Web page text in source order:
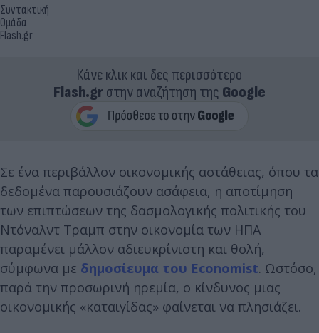
Συντακτική
Ομάδα
Flash.gr
Κάνε κλικ και δες περισσότερο
Flash.grστην αναζήτηση της Google
Σε ένα περιβάλλον οικονομικής αστάθειας, όπου τα
δεδομένα παρουσιάζουν ασάφεια, η αποτίμηση
των επιπτώσεων της δασμολογικής πολιτικής του
Ντόναλντ Τραμπ στην οικονομία των ΗΠΑ
παραμένει μάλλον αδιευκρίνιστη και θολή,
σύμφωνα με δημοσίευμα του Economist. Ωστόσο,
παρά την προσωρινή ηρεμία, ο κίνδυνος μιας
οικονομικής «καταιγίδας» φαίνεται να πλησιάζει.